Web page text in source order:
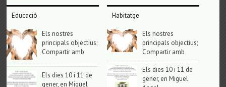
Educació
Els nostres
principals objectius;
Compartir amb
Els dies 10 i 11 de
gener, en Miguel
Habitatge
Els nostres
principals objectius;
Compartir amb
Els dies 10 i 11 de
gener, en Miguel